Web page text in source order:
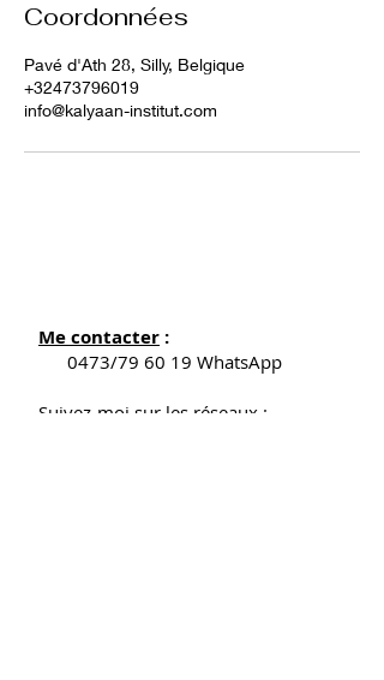
Coordonnées
Pavé d'Ath 28, Silly, Belgique
+32473796019
info@kalyaan-institut.com
Me contacter :
0473/79 60 19 WhatsApp
Suivez-moi sur les réseaux :